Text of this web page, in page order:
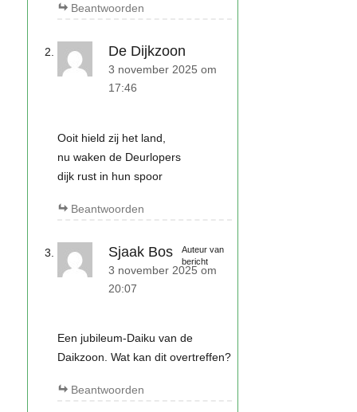
Beantwoorden
De Dijkzoon
3 november 2025 om
17:46
Ooit hield zij het land,
nu waken de Deurlopers
dijk rust in hun spoor
Beantwoorden
Sjaak Bos
Auteur van
bericht
3 november 2025 om
20:07
Een jubileum-Daiku van de
Daikzoon. Wat kan dit overtreffen?
Beantwoorden